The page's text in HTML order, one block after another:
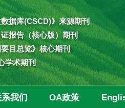
据库(CSCD)》来源期刊
报告（核心版）期刊
要目总览》核心期刊
学术期刊
我们 OA政策